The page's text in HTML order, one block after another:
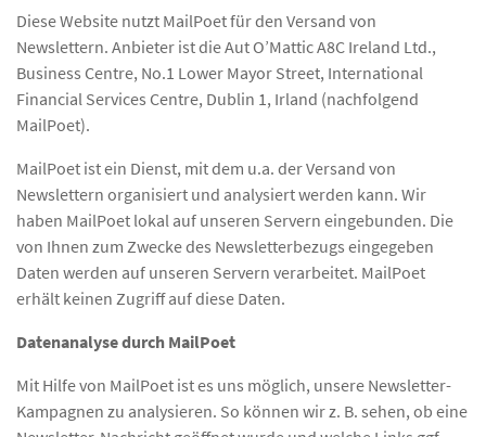
Diese Website nutzt MailPoet für den Versand von
Newslettern. Anbieter ist die Aut O’Mattic A8C Ireland Ltd.,
Business Centre, No.1 Lower Mayor Street, International
Financial Services Centre, Dublin 1, Irland (nachfolgend
MailPoet).
MailPoet ist ein Dienst, mit dem u.a. der Versand von
Newslettern organisiert und analysiert werden kann. Wir
haben MailPoet lokal auf unseren Servern eingebunden. Die
von Ihnen zum Zwecke des Newsletterbezugs eingegeben
Daten werden auf unseren Servern verarbeitet. MailPoet
erhält keinen Zugriff auf diese Daten.
Datenanalyse durch MailPoet
Mit Hilfe von MailPoet ist es uns möglich, unsere Newsletter-
Kampagnen zu analysieren. So können wir z. B. sehen, ob eine